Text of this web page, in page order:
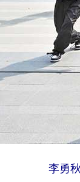
李勇